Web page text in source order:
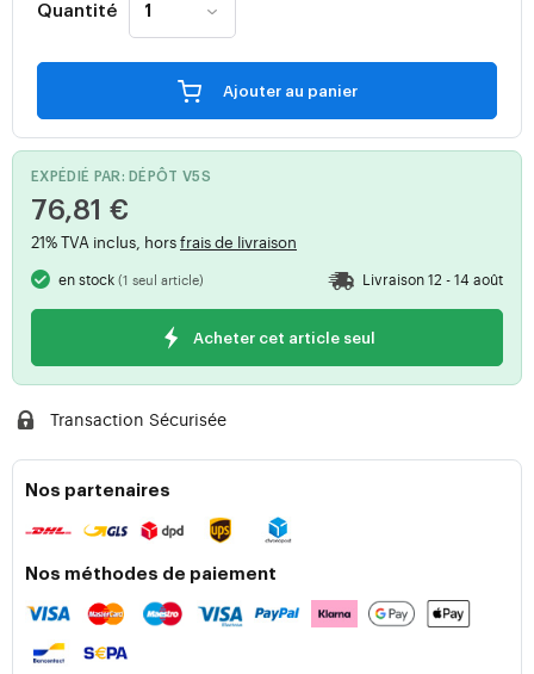
Quantité
Ajouter au panier
EXPÉDIÉ PAR: DÉPÔT V5S
76,81 €
21% TVA inclus, horsfrais de livraison
en stock(1 seul article) Livraison 12 - 14 août
Acheter cet article seul
Transaction Sécurisée
Nos partenaires
Nos méthodes de paiement